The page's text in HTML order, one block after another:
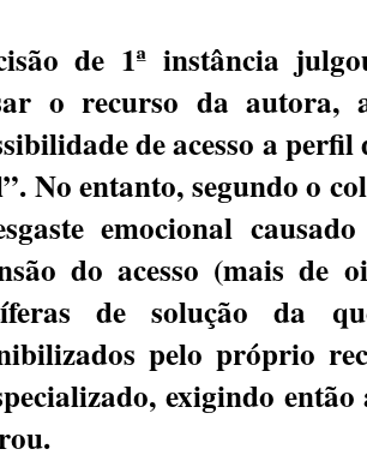
de 1ª instância
o recurso da autora,
de acesso a perfil
No entanto, segundo o
emocional
do acesso (mais de
de solução da
pelo próprio
exigindo